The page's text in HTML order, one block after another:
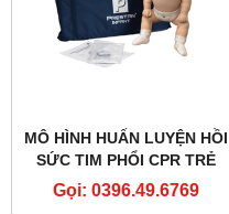
MÔ HÌNH HUẤN LUYỆN HỒI
SỨC TIM PHỔI CPR TRẺ
SƠ SINH CÓ ĐÈN BÁO
PRESTAN PROFESSIONAL
Gọi: 0396.49.6769